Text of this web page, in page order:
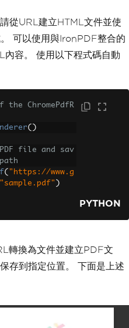
從URL建立HTML文件並使
可以使用與IronPDF整合的
容。 使用以下程式碼自動
ChromePdfR
()
file and sav
( "https://www.g
"sample.pdf" )
PYTHON
轉換為文件並建立PDF文
存到指定位置。 下面是上述